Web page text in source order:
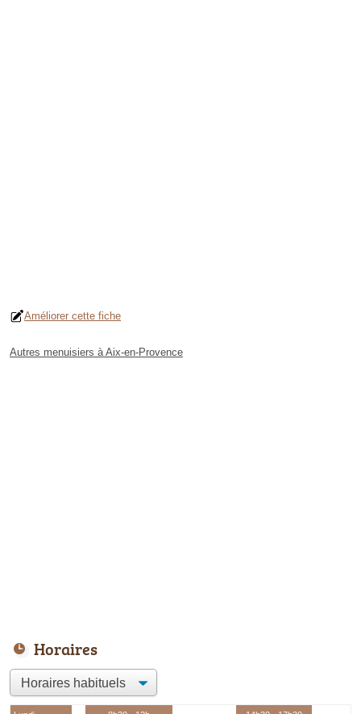
Améliorer cette fiche
Autres menuisiers à Aix-en-Provence
Horaires